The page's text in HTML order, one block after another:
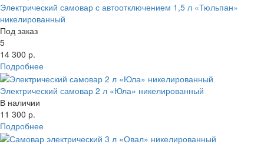
Электрический самовар с автоотключением 1,5 л «Тюльпан»
никелированный
Под заказ
5
14 300 р.
Подробнее
Электрический самовар 2 л «Юла» никелированный
В наличии
11 300 р.
Подробнее